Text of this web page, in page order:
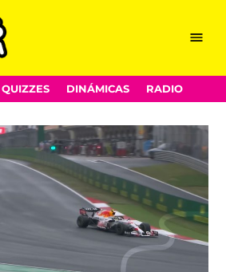
Menu
QUIZZES DINÁMICAS RADIO